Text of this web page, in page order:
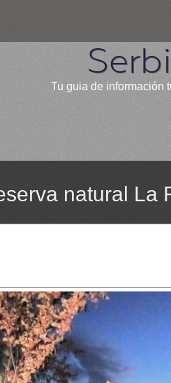
Tu guia de información
natural La